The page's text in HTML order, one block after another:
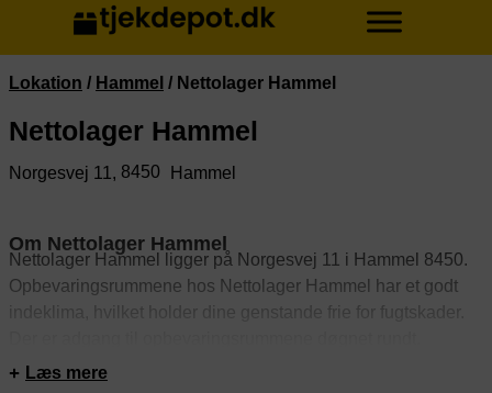
Lokation / Hammel / Nettolager Hammel
Nettolager Hammel
Norgesvej 11, 8450 Hammel
Om Nettolager Hammel
Nettolager Hammel ligger på Norgesvej 11 i Hammel 8450.
Opbevaringsrummene hos Nettolager Hammel har et godt
indeklima, hvilket holder dine genstande frie for fugtskader.
Rummene er sikret med alarm. Derudover er depotrummene
Læs mere